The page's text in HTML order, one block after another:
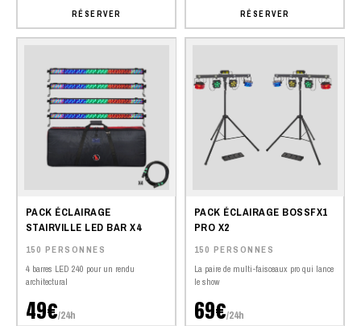
RÉSERVER RÉSERVER
PACK ÉCLAIRAGE
STAIRVILLE LED BAR X4
150 PERSONNES
4 barres LED 240 pour un rendu
architectural
49€/24h
PACK ÉCLAIRAGE BOSSFX1
PRO X2
150 PERSONNES
La paire de multi-faisceaux pro qui lance
le show
69€/24h